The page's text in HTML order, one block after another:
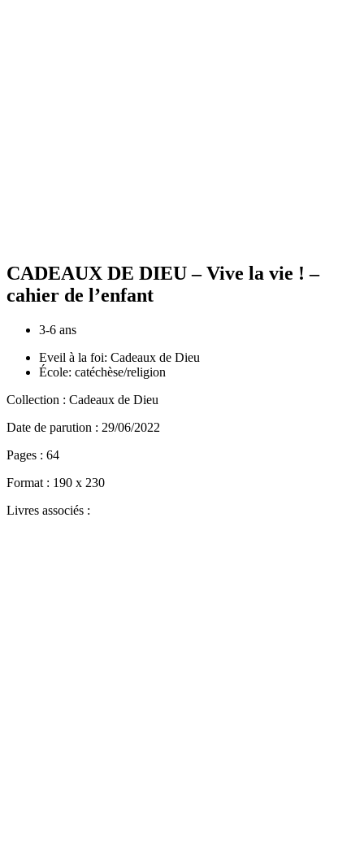
CADEAUX DE DIEU – Vive la vie ! –
cahier de l’enfant
3-6 ans
Eveil à la foi: Cadeaux de Dieu
École: catéchèse/religion
Collection : Cadeaux de Dieu
Date de parution : 29/06/2022
Pages : 64
Format : 190 x 230
Livres associés :